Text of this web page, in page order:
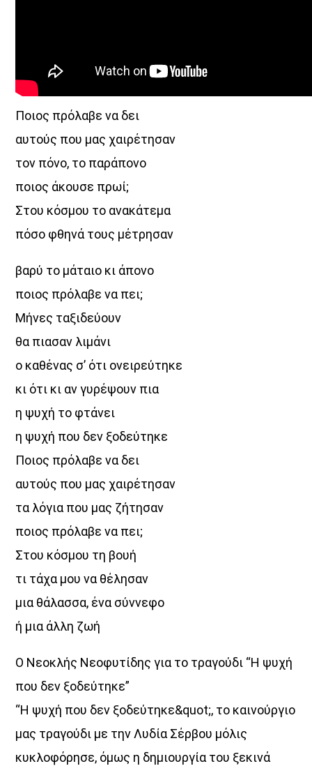
Ποιος πρόλαβε να δει
αυτούς που μας χαιρέτησαν
τον πόνο, το παράπονο
ποιος άκουσε πρωί;
Στου κόσμου το ανακάτεμα
πόσο φθηνά τους μέτρησαν
βαρύ το μάταιο κι άπονο
ποιος πρόλαβε να πει;
Μήνες ταξιδεύουν
θα πιασαν λιμάνι
ο καθένας σ’ ότι ονειρεύτηκε
κι ότι κι αν γυρέψουν πια
η ψυχή το φτάνει
η ψυχή που δεν ξοδεύτηκε
Ποιος πρόλαβε να δει
αυτούς που μας χαιρέτησαν
τα λόγια που μας ζήτησαν
ποιος πρόλαβε να πει;
Στου κόσμου τη βουή
τι τάχα μου να θέλησαν
μια θάλασσα, ένα σύννεφο
ή μια άλλη ζωή
Ο Νεοκλής Νεοφυτίδης για το τραγούδι “Η ψυχή
που δεν ξοδεύτηκε”
“Η ψυχή που δεν ξοδεύτηκε&quot;, το καινούργιο
μας τραγούδι με την Λυδία Σέρβου μόλις
κυκλοφόρησε, όμως η δημιουργία του ξεκινά